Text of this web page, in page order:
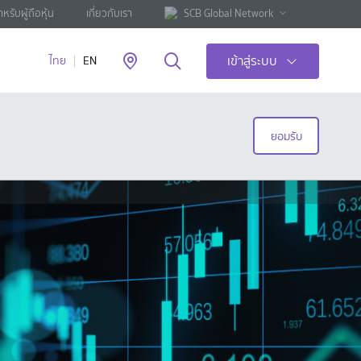
หรับผู้ถือหุ้น เกี่ยวกับเรา SCB Global Network
ไทย EN เข้าสู่ระบบ
ยอมรับ